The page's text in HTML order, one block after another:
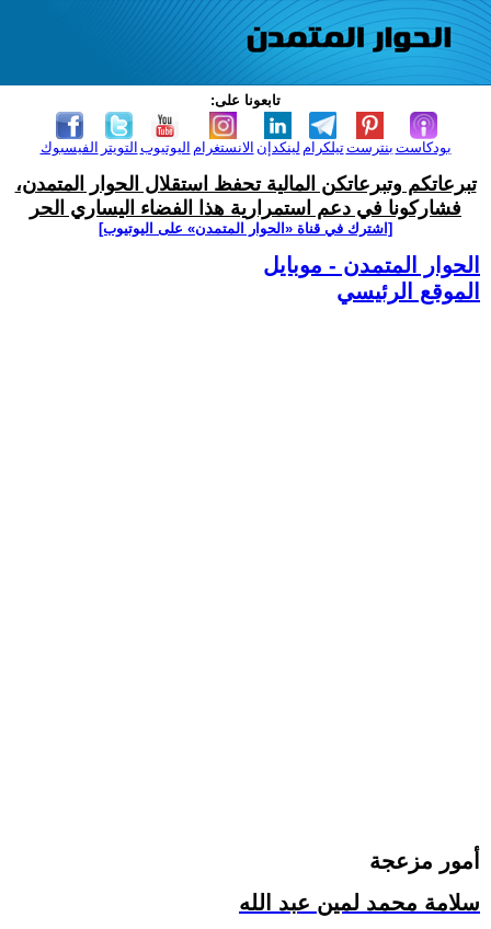
تابعونا على:
الفيسبوك التويتر اليوتيوب الانستغرام لينكدإن تيلكرامبنترست بودكاست
تبرعاتكم وتبرعاتكن المالية تحفظ استقلال الحوار المتمدن،
فشاركونا في دعم استمرارية هذا الفضاء اليساري الحر
[اشترك في قناة ‫«الحوار المتمدن» على اليوتيوب]
الحوار المتمدن - موبايل
الموقع الرئيسي
أمور مزعجة
سلامة محمد لمين عبد الله